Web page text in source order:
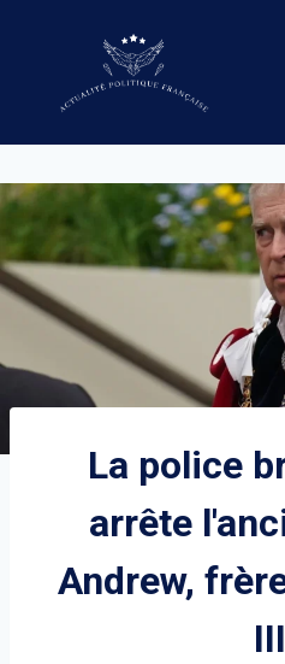
La police
arrête
Andrew,
III